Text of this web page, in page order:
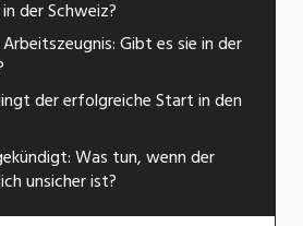
der Schweiz?
Gibt es sie in der
der erfolgreiche Start in den
Was tun, wenn der
unsicher ist?